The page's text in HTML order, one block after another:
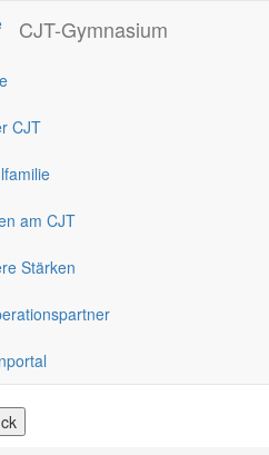
CJT-Gymnasium
CJT
am CJT
Stärken